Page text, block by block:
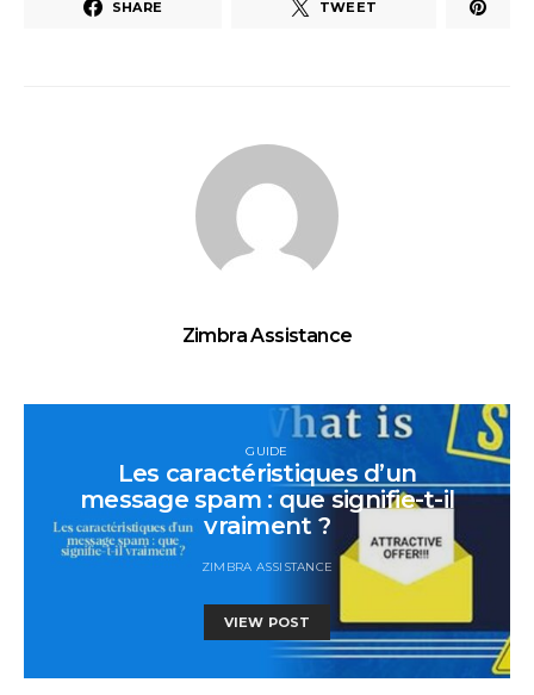
SHARE TWEET
Zimbra Assistance
GUIDE
Les caractéristiques d’un
message spam : que signifie-t-il
vraiment ?
ZIMBRA ASSISTANCE
VIEW POST